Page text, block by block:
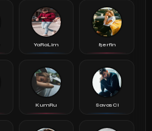
YaRaLim ßerfin
KumRu SavasCi